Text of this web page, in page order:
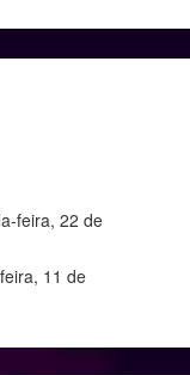
feira, 22 de
11 de